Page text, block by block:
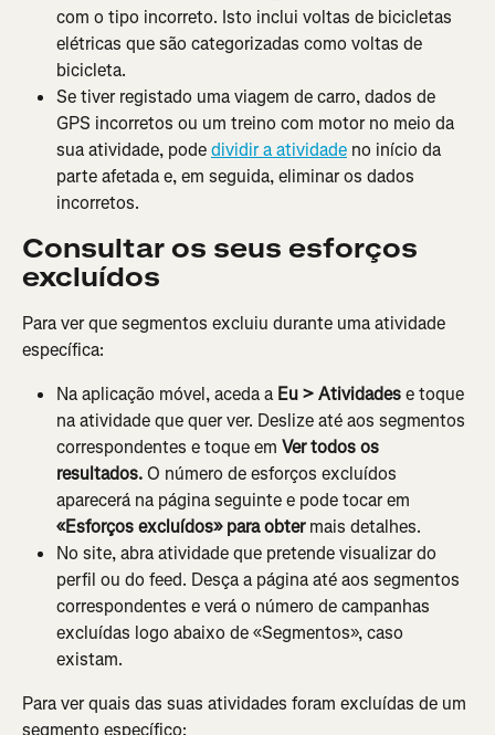
com o tipo incorreto. Isto inclui voltas de bicicletas
elétricas que são categorizadas como voltas de
bicicleta.
Se tiver registado uma viagem de carro, dados de
GPS incorretos ou um treino com motor no meio da
sua atividade, pode dividir a atividade no início da
parte afetada e, em seguida, eliminar os dados
incorretos.
Consultar os seus esforços
excluídos
Para ver que segmentos excluiu durante uma atividade
específica:
Na aplicação móvel, aceda a Eu > Atividades e toque
na atividade que quer ver. Deslize até aos segmentos
correspondentes e toque em Ver todos os
resultados. O número de esforços excluídos
aparecerá na página seguinte e pode tocar em
«Esforços excluídos» para obter mais detalhes.
No site, abra atividade que pretende visualizar do
perfil ou do feed. Desça a página até aos segmentos
correspondentes e verá o número de campanhas
excluídas logo abaixo de «Segmentos», caso
existam.
Para ver quais das suas atividades foram excluídas de um